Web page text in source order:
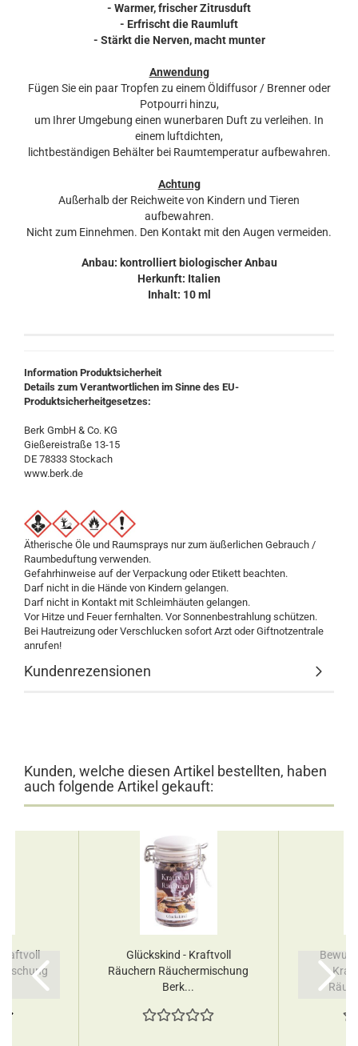
- Warmer, frischer Zitrusduft
- Erfrischt die Raumluft
- Stärkt die Nerven, macht munter
Anwendung
Fügen Sie ein paar Tropfen zu einem Öldiffusor / Brenner oder
Potpourri hinzu,
um Ihrer Umgebung einen wunerbaren Duft zu verleihen. In
einem luftdichten,
lichtbeständigen Behälter bei Raumtemperatur aufbewahren.
Achtung
Außerhalb der Reichweite von Kindern und Tieren
aufbewahren.
Nicht zum Einnehmen. Den Kontakt mit den Augen vermeiden.
Anbau: kontrolliert biologischer Anbau
Herkunft: Italien
Inhalt: 10 ml
Information Produktsicherheit
Details zum Verantwortlichen im Sinne des EU-
Produktsicherheitgesetzes:
Berk GmbH & Co. KG
Gießereistraße 13-15
DE 78333 Stockach
www.berk.de
Ätherische Öle und Raumsprays nur zum äußerlichen Gebrauch /
Raumbeduftung verwenden.
Gefahrhinweise auf der Verpackung oder Etikett beachten.
Darf nicht in die Hände von Kindern gelangen.
Darf nicht in Kontakt mit Schleimhäuten gelangen.
Vor Hitze und Feuer fernhalten. Vor Sonnenbestrahlung schützen.
Bei Hautreizung oder Verschlucken sofort Arzt oder Giftnotzentrale
anrufen!
Kundenrezensionen
Kunden, welche diesen Artikel bestellten, haben
auch folgende Artikel gekauft:
Glückskind - Kraftvoll
Räuchern Räuchermischung
Berk...